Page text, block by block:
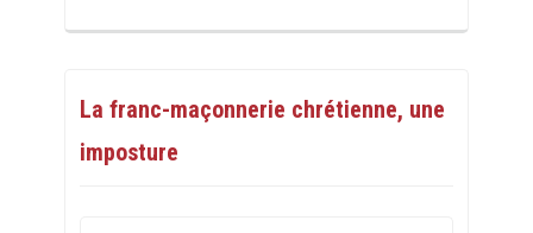
La franc-maçonnerie chrétienne, une
imposture